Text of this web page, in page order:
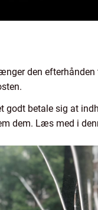
den
betale sig at
dem. Læs med i